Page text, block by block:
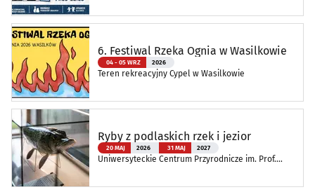
6. Festiwal Rzeka Ognia w Wasilkowie
04 - 05 WRZ 2026
Teren rekreacyjny Cypel w Wasilkowie
Ryby z podlaskich rzek i jezior
20 MAJ 2026 31 MAJ 2027
Uniwersyteckie Centrum Przyrodnicze im. Prof.